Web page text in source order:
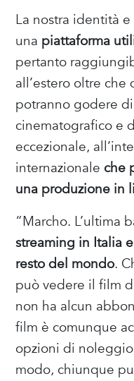
La nostra identità
una piattaforma
pertanto
all’estero oltre che
potranno godere
cinematografico e
eccezionale,
internazionale che
una produzione in
“Marcho. L’ultima
streaming in Italia
resto del mondo.
può vedere il film
non ha alcun
film è comunque
opzioni di
modo, chiunque